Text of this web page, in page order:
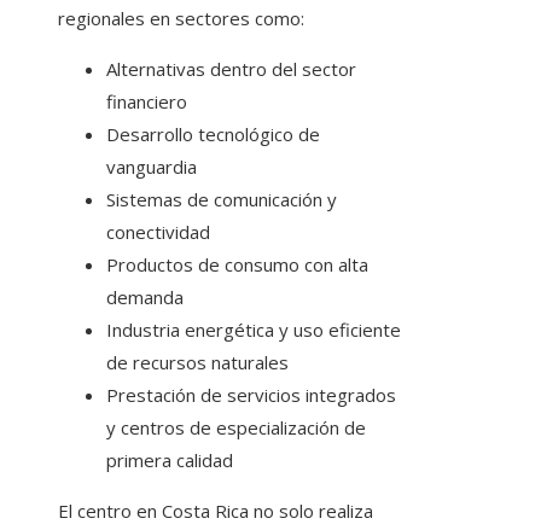
regionales en sectores como:
Alternativas dentro del sector
financiero
Desarrollo tecnológico de
vanguardia
Sistemas de comunicación y
conectividad
Productos de consumo con alta
demanda
Industria energética y uso eficiente
de recursos naturales
Prestación de servicios integrados
y centros de especialización de
primera calidad
El centro en Costa Rica no solo realiza